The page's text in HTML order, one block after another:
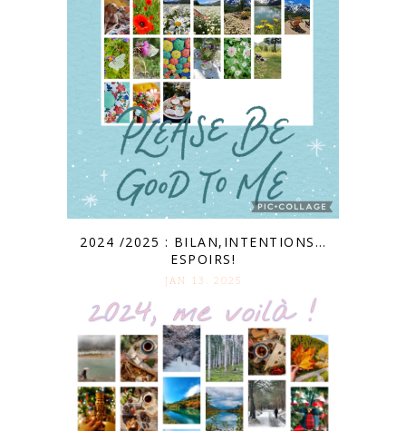
2024 /2025 : BILAN,INTENTIONS…
ESPOIRS!
JAN 13. 2025